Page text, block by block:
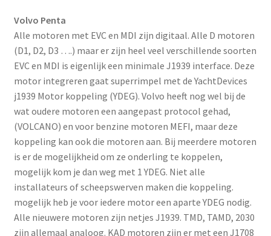
Volvo Penta
Alle motoren met EVC en MDI zijn digitaal. Alle D motoren
(D1, D2, D3 ….) maar er zijn heel veel verschillende soorten
EVC en MDI is eigenlijk een minimale J1939 interface. Deze
motor integreren gaat superrimpel met de YachtDevices
j1939 Motor koppeling (YDEG). Volvo heeft nog wel bij de
wat oudere motoren een aangepast protocol gehad,
(VOLCANO) en voor benzine motoren MEFI, maar deze
koppeling kan ook die motoren aan. Bij meerdere motoren
is er de mogelijkheid om ze onderling te koppelen,
mogelijk kom je dan weg met 1 YDEG. Niet alle
installateurs of scheepswerven maken die koppeling.
mogelijk heb je voor iedere motor een aparte YDEG nodig.
Alle nieuwere motoren zijn netjes J1939. TMD, TAMD, 2030
zijn allemaal analoog. KAD motoren zijn er met een J1708